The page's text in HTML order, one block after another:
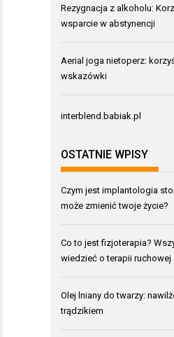
Rezygnacja z alkoholu:
wsparcie w abstynencji
Aerial joga nietoperz:
wskazówki
interblend.babiak.pl
OSTATNIE WPISY
Czym jest implantologia
może zmienić twoje życie?
Co to jest fizjoterapia?
wiedzieć o terapii ruchowej
Olej lniany do twarzy:
trądzikiem